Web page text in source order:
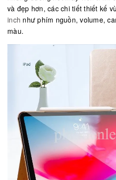
và đẹp hơn, các chi tiết thiết kế
inch như phím nguồn, volume,
màu.